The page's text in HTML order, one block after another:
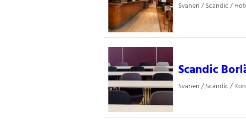
Svanen / Scandic /
Scandic
Svanen / Scandic /